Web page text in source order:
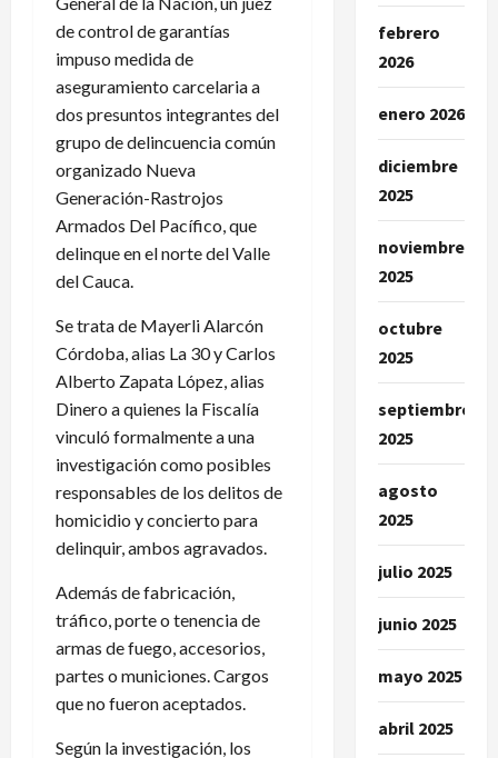
de control de garantías
impuso medida de
aseguramiento carcelaria a
dos presuntos integrantes del
grupo de delincuencia común
organizado Nueva
Generación-Rastrojos
Armados Del Pacífico, que
delinque en el norte del Valle
del Cauca.
Se trata de Mayerli Alarcón
Córdoba, alias La 30 y Carlos
Alberto Zapata López, alias
Dinero a quienes la Fiscalía
vinculó formalmente a una
investigación como posibles
responsables de los delitos de
homicidio y concierto para
delinquir, ambos agravados.
Además de fabricación,
tráfico, porte o tenencia de
armas de fuego, accesorios,
partes o municiones. Cargos
que no fueron aceptados.
Según la investigación, los
febrero
2026
enero 2026
diciembre
2025
noviembre
2025
octubre
2025
septiembre
2025
agosto
2025
julio 2025
junio 2025
mayo 2025
abril 2025